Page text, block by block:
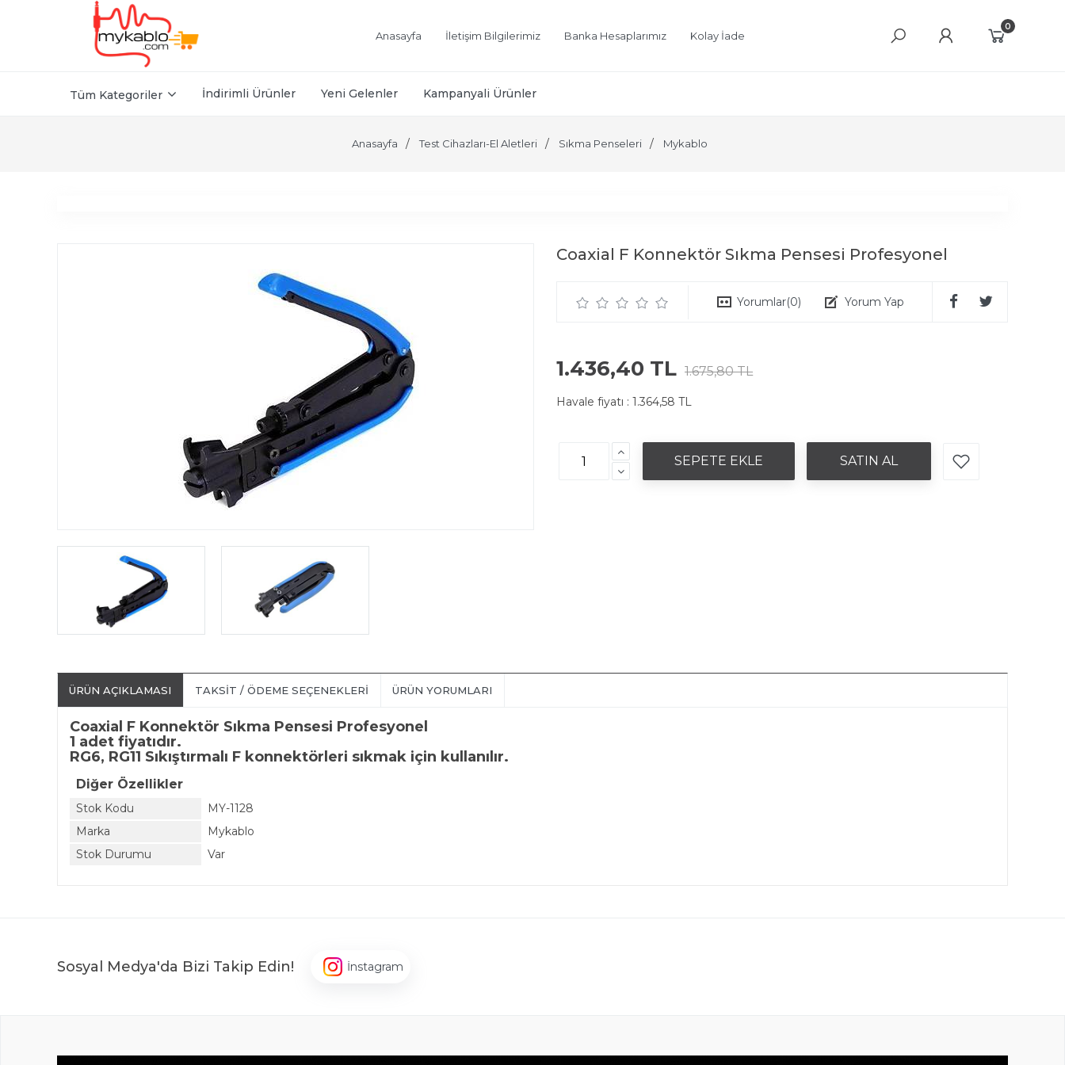
Anasayfa İletişim Bilgilerimiz Banka Hesaplarımız Kolay İade
0
Tüm Kategoriler İndirimli Ürünler Yeni Gelenler Kampanyali Ürünler
Anasayfa Test Cihazları-El Aletleri Sıkma Penseleri Mykablo
Coaxial F Konnektör Sıkma Pensesi Profesyonel
Yorumlar(0) Yorum Yap
1.436,40 TL 1.675,80 TL
Havale fiyatı : 1.364,58 TL
ÜRÜN AÇIKLAMASI TAKSIT / ÖDEME SEÇENEKLERI ÜRÜN YORUMLARI
Coaxial F Konnektör Sıkma Pensesi Profesyonel
1 adet fiyatıdır.
RG6, RG11 Sıkıştırmalı F konnektörleri sıkmak için kullanılır.
Diğer Özellikler
Stok Kodu
MY-1128
Marka
Mykablo
Stok Durumu
Var
Sosyal Medya'da Bizi Takip Edin! İnstagram